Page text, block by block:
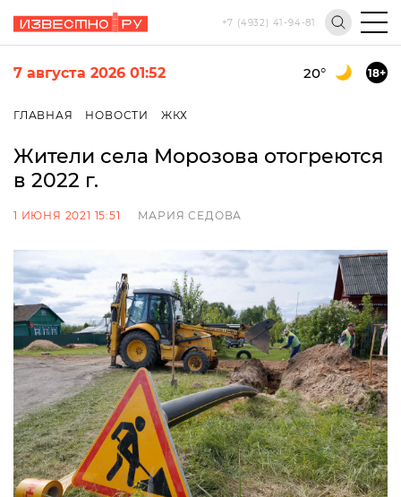
+7 (4932) 41-94-81
7 августа 2026 01:52 20° 18+
ГЛАВНАЯ НОВОСТИ ЖКХ
Жители села Морозова отогреются
в 2022 г.
1 ИЮНЯ 2021 15:51 МАРИЯ СЕДОВА